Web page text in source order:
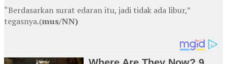
“Berdasarkan surat edaran itu, jadi tidak ada libur,”
tegasnya.(mus/NN)